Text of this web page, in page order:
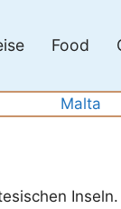
Food
Malta